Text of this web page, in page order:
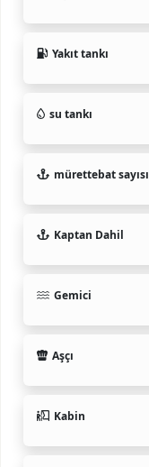
Yakıt tankı
su tankı
mürettebat sayısı
Kaptan Dahil
Gemici
Aşçı
Kabin